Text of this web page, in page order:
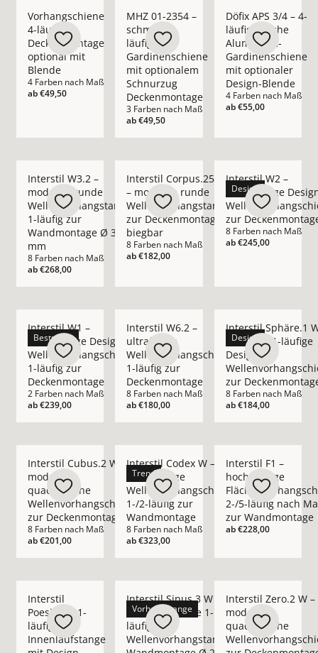
Vorhangschiene
4-läufig
Deckenmontage
optional mit
Blende
4 Farben nach Maß
ab€49,50
MHZ 01-2354 –
schmale 1-
läufige
Gardinenschiene
mit optionalem
Schnurzug
Deckenmontage
3 Farben nach Maß
ab€49,50
Döfix APS 3/4 – 4-
läufige flache
Aluminium-
Gardinenschiene
mit optionaler
Design-Blende
4 Farben nach Maß
ab€55,00
Interstil W3.2 –
moderne runde
Wellenvorhangstange
1-läufig zur
Wandmontage Ø 30
mm
8 Farben nach Maß
ab€268,00
Interstil Corpus.25 W
– moderne runde
Wellenvorhangstange
zur Deckenmontage
biegbar
8 Farben nach Maß
ab€182,00
Design
Interstil W2 –
hochwertige
zur
8 Farben nach Maß
ab€245,00
Bestseller
Interstil W1 –
hochwertige Design-
Wellenvorhangschiene
1-läufig zur
Deckenmontage
2 Farben nach Maß
ab€239,00
Interstil W6.2 –
ultraflache
Wellenvorhangschiene
1-läufig zur
Deckenmontage
8 Farben nach Maß
ab€180,00
Design
Interstil Sphäre.1
moderne 1-läufige
Design
zur
8 Farben nach Maß
ab€184,00
Interstil Cubus.2 W –
moderne
quadratische
Wellenvorhangschiene
zur Deckenmontage
8 Farben nach Maß
ab€201,00
Trend
Interstil Codex W –
hochwertige
Wellenvorhangschiene
1-/2-läufig zur
Wandmontage
8 Farben nach Maß
ab€323,00
Interstil F1 –
hochwertige
2-/5-läufig nach
zur Wandmontage
ab€228,00
Interstil
Poesie.1 – 1-
läufige
Innenlaufstange
Vorhangstange
Interstil Sinus.3 W –
moderne runde 1-
läufige
Wellenvorhangstange
Interstil Zero.2 W –
moderne
quadratische